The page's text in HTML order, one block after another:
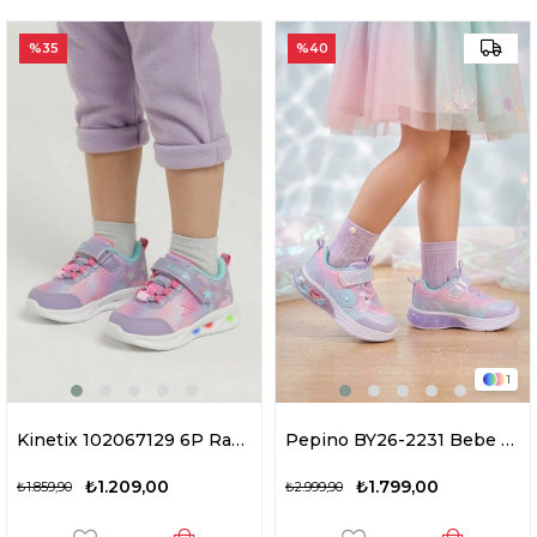
Kinetix 102067129 6P Ramela Girl B 6FX Kız Çocuk Işıklı Yürüyüş Ayakkabısı Lila
₺1.209,00
₺1.859,90
%35
1
Pepino BY26-2231 Bebe Kız Çocuk Yürüyüş Ayakkabısı Lila
₺1.799,00
₺2.999,90
%40